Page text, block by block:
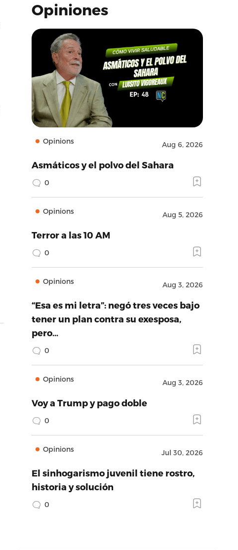
Opiniones
Opinions Aug 6, 2026
Asmáticos y el polvo del Sahara
0
Opinions Aug 5, 2026
Terror a las 10 AM
0
Opinions Aug 3, 2026
“Esa es mi letra”: negó tres veces bajo
tener un plan contra su exesposa,
pero…
0
Opinions Aug 3, 2026
Voy a Trump y pago doble
0
Opinions Jul 30, 2026
El sinhogarismo juvenil tiene rostro,
historia y solución
0